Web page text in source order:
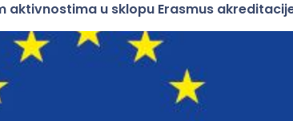
aktivnostima u sklopu Erasmus